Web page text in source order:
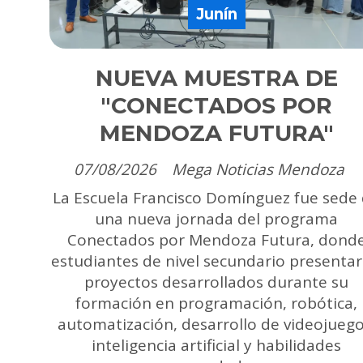
NUEVA MUESTRA DE
"CONECTADOS POR
MENDOZA FUTURA"
Mega Noticias Mendoza
Junín
07/08/2026
La Escuela Francisco Domínguez fue sede
una nueva jornada del programa
Conectados por Mendoza Futura,
estudiantes de nivel secundario
proyectos desarrollados durante su
formación en programación, robótica,
automatización, desarrollo de
inteligencia artificial y habilidades